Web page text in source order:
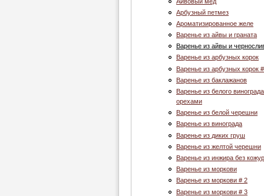
Арбузный петмез
Ароматизированное желе
Варенье из айвы и граната
Варенье из айвы и
Варенье из арбузных корок
Варенье из арбузных корок
Варенье из баклажанов
Варенье из белого
орехами
Варенье из белой черешни
Варенье из винограда
Варенье из диких груш
Варенье из желтой черешни
Варенье из инжира без
Варенье из моркови
Варенье из моркови # 2
Варенье из моркови # 3